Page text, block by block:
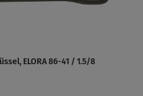
ELORA 86-41 / 1.5/8